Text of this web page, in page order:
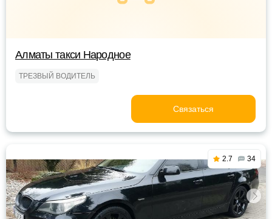
Алматы такси Народное
ТРЕЗВЫЙ ВОДИТЕЛЬ
Связаться
2.7 34